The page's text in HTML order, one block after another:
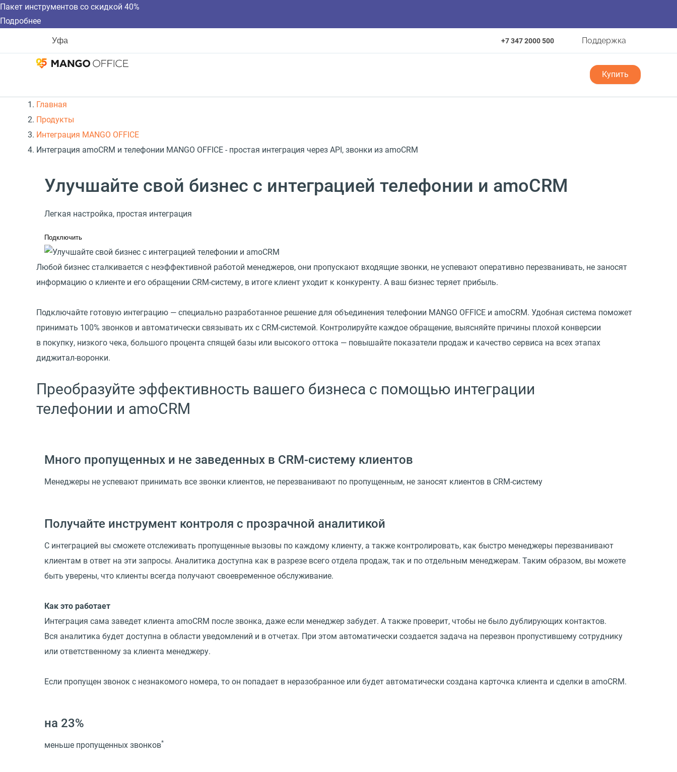
Пакет инструментов со скидкой 40%
Подробнее
Уфа +7 347 2000 500 Поддержка
Купить
Главная
Продукты
Интеграция MANGO OFFICE
Интеграция amoCRM и телефонии MANGO OFFICE - простая интеграция через API, звонки из amoCRM
Улучшайте свой бизнес с интеграцией телефонии и amoCRM
Легкая настройка, простая интеграция
Подключить
Любой бизнес сталкивается с неэффективной работой менеджеров, они пропускают входящие звонки, не успевают оперативно перезванивать, не заносят
информацию о клиенте и его обращении CRM-систему, в итоге клиент уходит к конкуренту. А ваш бизнес теряет прибыль.
Подключайте готовую интеграцию — специально разработанное решение для объединения телефонии MANGO OFFICE и amoCRM. Удобная система поможет
принимать 100% звонков и автоматически связывать их с CRM-системой. Контролируйте каждое обращение, выясняйте причины плохой конверсии
в покупку, низкого чека, большого процента спящей базы или высокого оттока — повышайте показатели продаж и качество сервиса на всех этапах
диджитал-воронки.
Преобразуйте эффективность вашего бизнеса с помощью интеграции
телефонии и amoCRM
Много пропущенных и не заведенных в CRM-систему клиентов
Менеджеры не успевают принимать все звонки клиентов, не перезванивают по пропущенным, не заносят клиентов в CRM-систему
Получайте инструмент контроля с прозрачной аналитикой
С интеграцией вы сможете отслеживать пропущенные вызовы по каждому клиенту, а также контролировать, как быстро менеджеры перезванивают
клиентам в ответ на эти запросы. Аналитика доступна как в разрезе всего отдела продаж, так и по отдельным менеджерам. Таким образом, вы можете
быть уверены, что клиенты всегда получают своевременное обслуживание.
Как это работает
Интеграция сама заведет клиента amoCRM после звонка, даже если менеджер забудет. А также проверит, чтобы не было дублирующих контактов.
Вся аналитика будет доступна в области уведомлений и в отчетах. При этом автоматически создается задача на перезвон пропустившему сотруднику
или ответственному за клиента менеджеру.
Если пропущен звонок с незнакомого номера, то он попадает в неразобранное или будет автоматически создана карточка клиента и сделки в amoCRM.
на 23%
меньше пропущенных звонков*